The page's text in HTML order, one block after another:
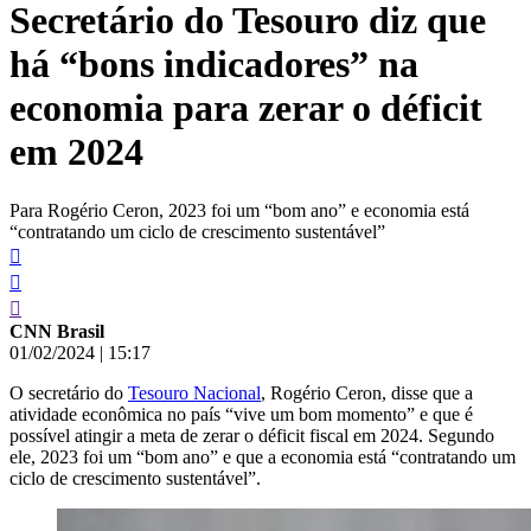
conteúdo
Secretário do Tesouro diz que
há “bons indicadores” na
economia para zerar o déficit
em 2024
Para Rogério Ceron, 2023 foi um “bom ano” e economia está
“contratando um ciclo de crescimento sustentável”
CNN Brasil
01/02/2024 | 15:17
O secretário do Tesouro Nacional, Rogério Ceron, disse que a
atividade econômica no país “vive um bom momento” e que é
possível atingir a meta de zerar o déficit fiscal em 2024. Segundo
ele, 2023 foi um “bom ano” e que a economia está “contratando um
ciclo de crescimento sustentável”.